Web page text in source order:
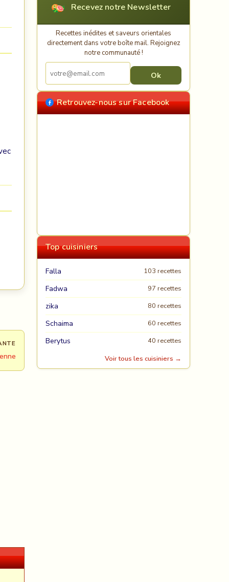
Recevez notre Newsletter
Recettes inédites et saveurs orientales
directement dans votre boîte mail. Rejoignez
notre communauté !
Retrouvez-nous sur Facebook
Top cuisiniers
Falla 103 recettes
Fadwa 97 recettes
zika 80 recettes
Schaima 60 recettes
Berytus
40 recettes
Voir tous les cuisiniers →